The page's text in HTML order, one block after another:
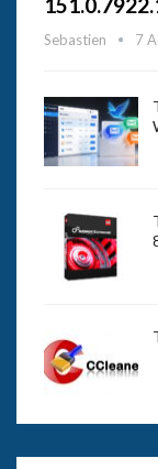
Sebastien 7